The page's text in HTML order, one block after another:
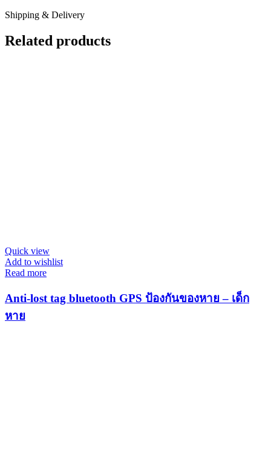
Shipping & Delivery
Related products
Quick view
Add to wishlist
Read more
Anti-lost tag bluetooth GPS ป้องกันของหาย – เด็ก
หาย